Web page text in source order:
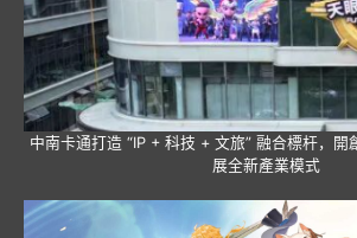
中南卡通打造 “IP + 科技 + 文旅” 融合標杆，開
展全新產業模式